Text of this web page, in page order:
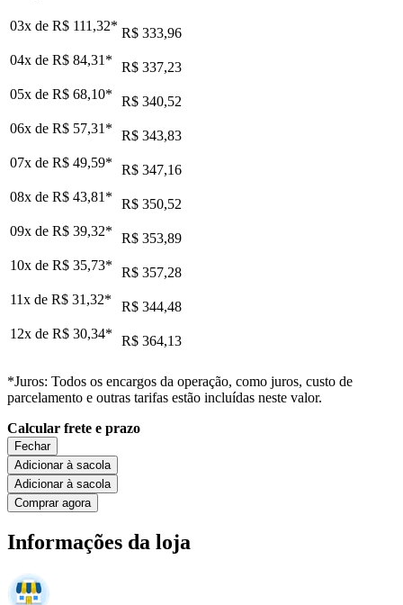
03x de R$ 111,32* R$ 333,96
04x de R$ 84,31 *
R$ 337,23
05x de R$ 68,10*
R$ 340,52
06x de R$ 57,31 *
R$ 343,83
07x de R$ 49,59*
R$ 347,16
08x de R$ 43,81 *
R$ 350,52
09x de R$ 39,32*
R$ 353,89
10x de R$ 35,73*
R$ 357,28
11x de R$ 31,32*
R$ 344,48
12x de R$ 30,34* R$ 364,13
*Juros: Todos os encargos da operação, como juros, custo de
parcelamento e outras tarifas estão incluídas neste valor.
Calcular frete e prazo
Fechar
Adicionar à sacola
Adicionar à sacola
Comprar agora
Informações da loja